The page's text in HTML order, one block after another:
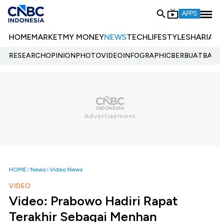
APPS
HOMEMARKETMY MONEYNEWSTECHLIFESTYLESHARIA
RESEARCHOPINIONPHOTOVIDEOINFOGRAPHIC
HOME News Video News
VIDEO
Video: Prabowo Hadiri Rapat
Terakhir Sebagai Menhan